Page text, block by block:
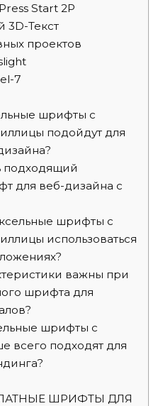
Start 2P
3D-Текст
проектов
7
шрифты с
подойдут для
подходящий
для веб-дизайна с
шрифты с
использоваться
важны при
шрифта для
шрифты с
всего подходят для
ШРИФТЫ ДЛЯ